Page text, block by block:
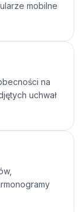
mobilne
na
uchwał